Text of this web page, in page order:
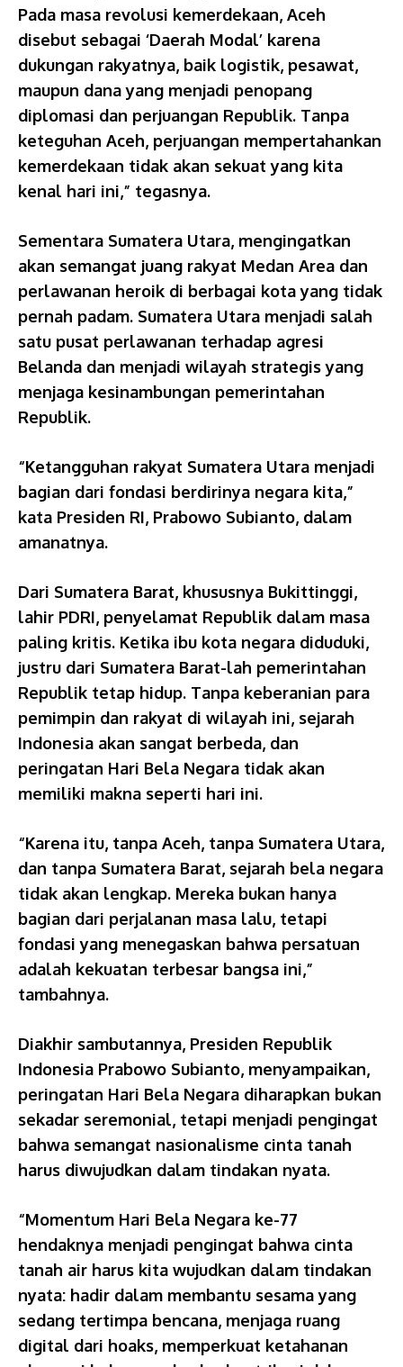
Pada masa revolusi kemerdekaan, Aceh
disebut sebagai ‘Daerah Modal’ karena
dukungan rakyatnya, baik logistik, pesawat,
maupun dana yang menjadi penopang
diplomasi dan perjuangan Republik. Tanpa
keteguhan Aceh, perjuangan mempertahankan
kemerdekaan tidak akan sekuat yang kita
kenal hari ini,” tegasnya.
Sementara Sumatera Utara, mengingatkan
akan semangat juang rakyat Medan Area dan
perlawanan heroik di berbagai kota yang tidak
pernah padam. Sumatera Utara menjadi salah
satu pusat perlawanan terhadap agresi
Belanda dan menjadi wilayah strategis yang
menjaga kesinambungan pemerintahan
Republik.
“Ketangguhan rakyat Sumatera Utara menjadi
bagian dari fondasi berdirinya negara kita,”
kata Presiden RI, Prabowo Subianto, dalam
amanatnya.
Dari Sumatera Barat, khususnya Bukittinggi,
lahir PDRI, penyelamat Republik dalam masa
paling kritis. Ketika ibu kota negara diduduki,
justru dari Sumatera Barat-lah pemerintahan
Republik tetap hidup. Tanpa keberanian para
pemimpin dan rakyat di wilayah ini, sejarah
Indonesia akan sangat berbeda, dan
peringatan Hari Bela Negara tidak akan
memiliki makna seperti hari ini.
“Karena itu, tanpa Aceh, tanpa Sumatera Utara,
dan tanpa Sumatera Barat, sejarah bela negara
tidak akan lengkap. Mereka bukan hanya
bagian dari perjalanan masa lalu, tetapi
fondasi yang menegaskan bahwa persatuan
adalah kekuatan terbesar bangsa ini,”
tambahnya.
Diakhir sambutannya, Presiden Republik
Indonesia Prabowo Subianto, menyampaikan,
peringatan Hari Bela Negara diharapkan bukan
sekadar seremonial, tetapi menjadi pengingat
bahwa semangat nasionalisme cinta tanah
harus diwujudkan dalam tindakan nyata.
“Momentum Hari Bela Negara ke-77
hendaknya menjadi pengingat bahwa cinta
tanah air harus kita wujudkan dalam tindakan
nyata: hadir dalam membantu sesama yang
sedang tertimpa bencana, menjaga ruang
digital dari hoaks, memperkuat ketahanan